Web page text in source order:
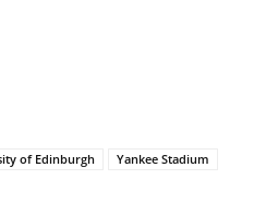
of Edinburgh Yankee Stadium